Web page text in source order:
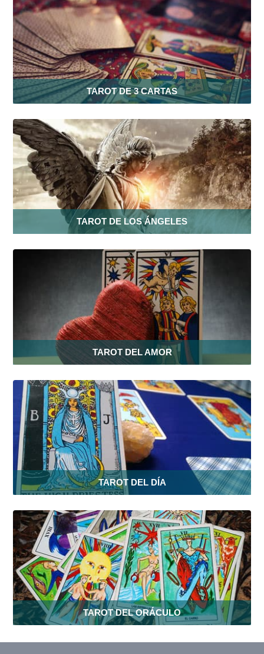
TAROT DE 3 CARTAS
TAROT DE LOS ÁNGELES
TAROT DEL AMOR
TAROT DEL DÍA
TAROT DEL ORÁCULO